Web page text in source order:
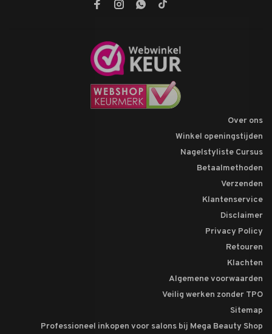
Over ons
Winkel openingstijden
Nagelstyliste Cursus
Betaalmethoden
Verzenden
Klantenservice
Disclaimer
Privacy Policy
Retouren
Klachten
Algemene voorwaarden
Veilig werken zonder TPO
Sitemap
Professioneel inkopen voor salons bij Mega Beauty Shop